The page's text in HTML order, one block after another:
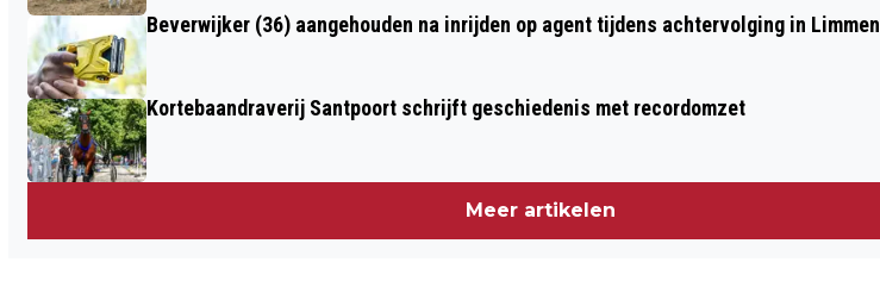
Beverwijker (36) aangehouden na inrijden op agent tijdens achtervolging in Limmen
Kortebaandraverij Santpoort schrijft geschiedenis met recordomzet
Meer artikelen